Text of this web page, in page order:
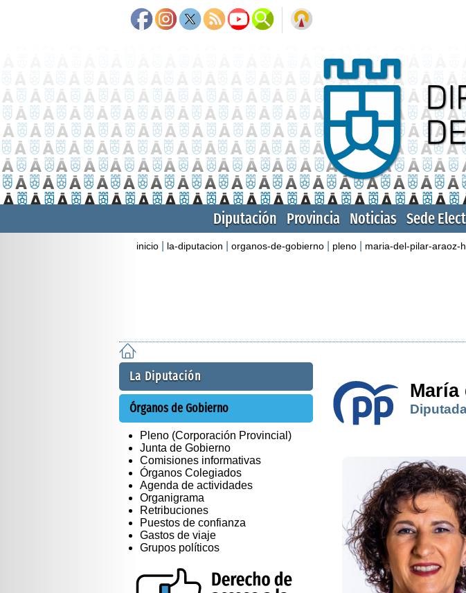
Diputación Provincia Noticias Sede
inicio la-diputacion organos-de-gobierno pleno maria-del-pilar-araoz-
La Diputación
Órganos de Gobierno
Pleno (Corporación Provincial)
Junta de Gobierno
Comisiones informativas
Órganos Colegiados
Agenda de actividades
Organigrama
Retribuciones
Puestos de confianza
Gastos de viaje
Grupos políticos
María